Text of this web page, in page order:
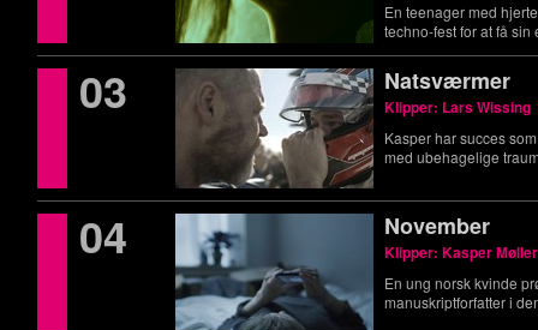
En teenager med
techno-fest for at få
03 Natsværmer
Klipper: Lars Wissing
Kasper har succes
med ubehagelige
04 November
Klipper: Kasper
En ung norsk kvinde
manuskriptforfatter i